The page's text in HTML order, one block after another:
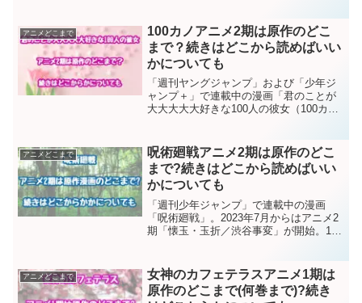
れ、好評のうちに終了しました。続きが
見たくなる...
アニメどこまで
100カノアニメ2期は原作のどこ
まで？続きはどこから読めばいい
かについても
「週刊ヤングジャンプ」および「少年ジ
ャンプ＋」で連載中の漫画「君のことが
大大大大大好きな100人の彼女（100カ
す。2023年10月～12月に放送されたアニ
メ1...
アニメどこまで
呪術廻戦アニメ2期は原作のどこ
まで?続きはどこから読めばいい
かについても
「週刊少年ジャンプ」で連載中の漫画
「呪術廻戦」。2023年7月からはアニメ2
期「懐玉・玉折／渋谷事変」が開始。12
メ1期、劇場版0を上回る面白さでした
ね！ここで気...
アニメどこまで
女神のカフェテラスアニメ1期は
原作のどこまで(何巻まで)?続き